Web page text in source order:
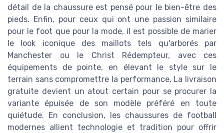
détail de la chaussure est pensé pour le bien-être des
pieds. Enfin, pour ceux qui ont une passion similaire
pour le foot que pour la mode, il est possible de marier
le look iconique des maillots tels qu'arborés par
Manchester ou le Christ Rédempteur, avec ces
équipements de pointe, en élevant le style sur le
terrain sans compromettre la performance. La livraison
gratuite devient un atout certain pour se procurer la
variante épuisée de son modèle préféré en toute
quiétude. En conclusion, les chaussures de football
modernes allient technologie et tradition pour offrir